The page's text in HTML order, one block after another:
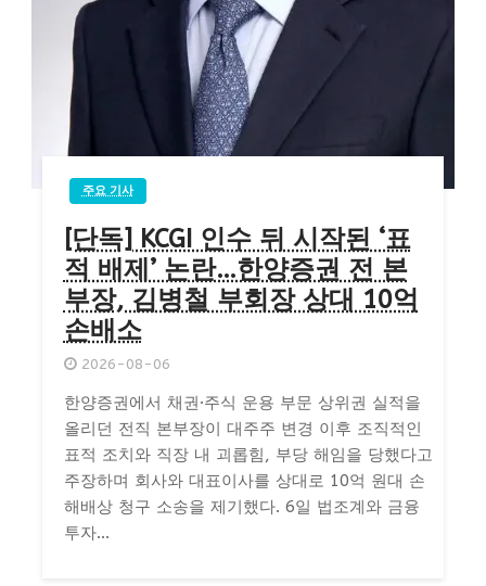
주요 기사
[단독] KCGI 인수 뒤 시작된 ‘표
적 배제’ 논란…한양증권 전 본
부장, 김병철 부회장 상대 10억
손배소
2026-08-06
한양증권에서 채권·주식 운용 부문 상위권 실적을
올리던 전직 본부장이 대주주 변경 이후 조직적인
표적 조치와 직장 내 괴롭힘, 부당 해임을 당했다고
주장하며 회사와 대표이사를 상대로 10억 원대 손
해배상 청구 소송을 제기했다. 6일 법조계와 금융
투자...